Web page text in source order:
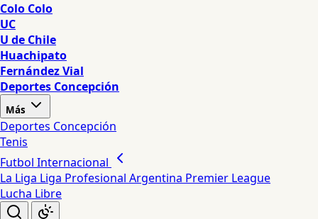
Colo Colo
UC
U de Chile
Huachipato
Fernández Vial
Deportes Concepción
Más
Deportes Concepción
Tenis
Futbol Internacional
La Liga Liga Profesional Argentina Premier League
Lucha Libre